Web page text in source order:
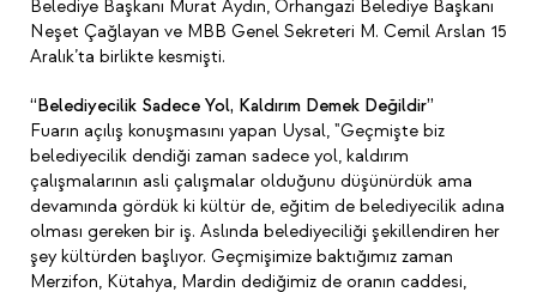
Belediye Başkanı Murat Aydın, Orhangazi Belediye Başkanı
Neşet Çağlayan ve MBB Genel Sekreteri M. Cemil Arslan 15
Aralık’ta birlikte kesmişti.
“Belediyecilik Sadece Yol, Kaldırım Demek Değildir”
Fuarın açılış konuşmasını yapan Uysal, "Geçmişte biz
belediyecilik dendiği zaman sadece yol, kaldırım
çalışmalarının asli çalışmalar olduğunu düşünürdük ama
devamında gördük ki kültür de, eğitim de belediyecilik adına
olması gereken bir iş. Aslında belediyeciliği şekillendiren her
şey kültürden başlıyor. Geçmişimize baktığımız zaman
Merzifon, Kütahya, Mardin dediğimiz de oranın caddesi,